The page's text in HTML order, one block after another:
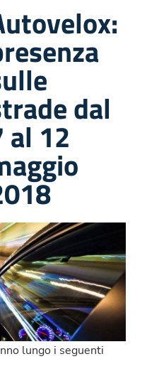
dal
al 12
lungo i seguenti